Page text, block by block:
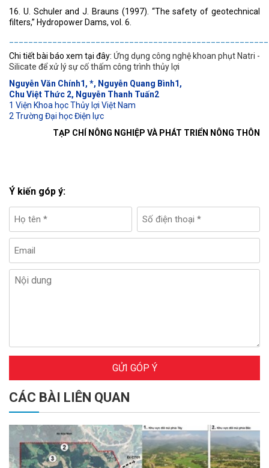
16. U. Schuler and J. Brauns (1997). “The safety of geotechnical
filters,” Hydropower Dams, vol. 6.
Chi tiết bài báo xem tại đây: Ứng dụng công nghệ khoan phụt Natri -
Silicate để xử lý sự cố thấm công trình thủy lợi
Nguyễn Văn Chính1, *, Nguyễn Quang Bình1,
Chu Việt Thức 2, Nguyễn Thanh Tuấn2
1 Viện Khoa học Thủy lợi Việt Nam
2 Trường Đại học Điện lực
TẠP CHÍ NÔNG NGHIỆP VÀ PHÁT TRIỂN NÔNG THÔN
Ý kiến góp ý:
GỬI GÓP Ý
CÁC BÀI LIÊN QUAN